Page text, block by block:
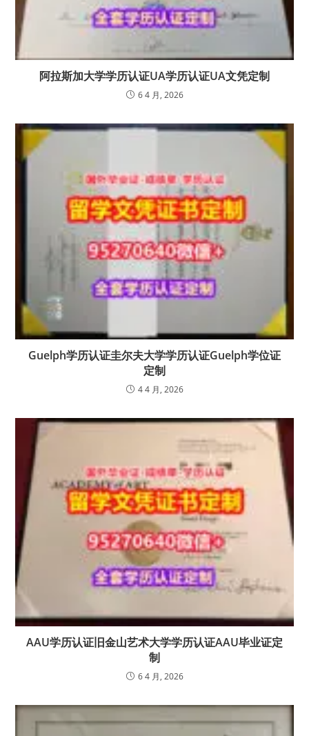
阿拉斯加大学学历认证UA学历认证UA文凭定制
6 4 月, 2026
Guelph学历认证圭尔夫大学学历认证Guelph学位证
定制
4 4 月, 2026
AAU学历认证旧金山艺术大学学历认证AAU毕业证定
制
6 4 月, 2026